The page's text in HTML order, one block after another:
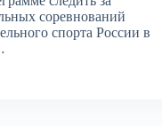
соревнований
спорта России в